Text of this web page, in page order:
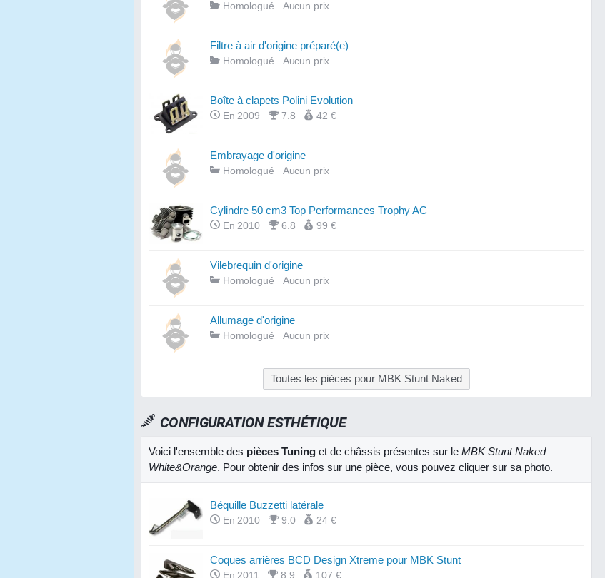
Homologué Aucun prix
Filtre à air d'origine préparé(e)
Homologué Aucun prix
Boîte à clapets Polini Evolution
En 2009 7.8 42 €
Embrayage d'origine
Homologué Aucun prix
Cylindre 50 cm3 Top Performances Trophy AC
En 2010 6.8 99 €
Vilebrequin d'origine
Homologué Aucun prix
Allumage d'origine
Homologué Aucun prix
Toutes les pièces pour MBK Stunt Naked
CONFIGURATION ESTHÉTIQUE
Voici l'ensemble des pièces Tuning et de châssis présentes sur le MBK Stunt Naked
White&Orange. Pour obtenir des infos sur une pièce, vous pouvez cliquer sur sa photo.
Béquille Buzzetti latérale
En 2010 9.0 24 €
Coques arrières BCD Design Xtreme pour MBK Stunt
En 2011 8.9 107 €